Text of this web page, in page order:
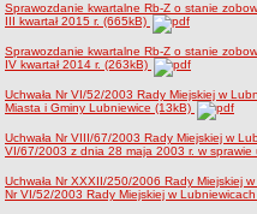
Sprawozdanie kwartalne Rb-Z o stanie
III kwartał 2015 r. (665kB)
Sprawozdanie kwartalne Rb-Z o stanie
IV kwartał 2014 r. (263kB)
Uchwała Nr VI/52/2003 Rady Miejskiej w
Miasta i Gminy Lubniewice (13kB)
Uchwała Nr VIII/67/2003 Rady Miejskiej w
VI/67/2003 z dnia 28 maja 2003 r. w
Uchwała Nr XXXII/250/2006 Rady Miejskiej
Nr VI/52/2003 Rady Miejskiej w